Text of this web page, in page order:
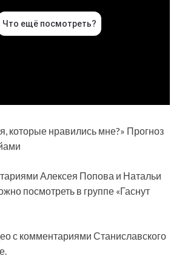
которые нравились мне?» Прогноз
Алексея Попова и Натальи
посмотреть в группе «Гаснут
с комментариями Станиславского